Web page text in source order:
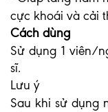
cực khoái và cải
Cách dùng
Sử dụng 1 viên/
sĩ.
Lưu ý
Sau khi sử dụng